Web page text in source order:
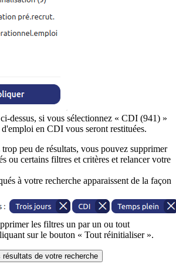
dessus, si vous sélectionnez « CDI (941) »
d'emploi en CDI vous seront restituées.
peu de résultats, vous pouvez supprimer
ou certains filtres et critères et relancer votre
à votre recherche apparaissent de la façon
les filtres un par un ou tout
sur le bouton « Tout réinitialiser ».
de votre recherche